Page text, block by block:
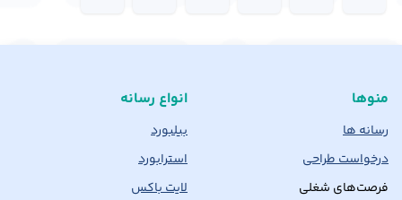
منوها
رسانه ها
درخواست طراحی
فرصت‌های شغلی
انواع رسانه
بیلبورد
استرابورد
لایت باکس